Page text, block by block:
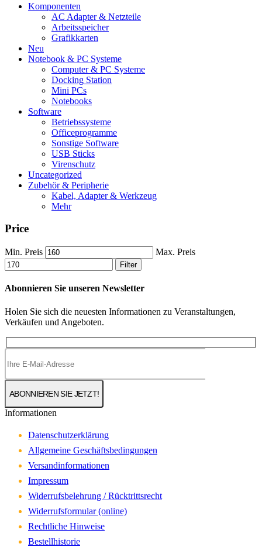
Komponenten
AC Adapter & Netzteile
Arbeitsspeicher
Grafikkarten
Neu
Notebook & PC Systeme
Computer & PC Systeme
Docking Station
Mini PCs
Notebooks
Software
Betriebssysteme
Officeprogramme
Sonstige Software
USB Sticks
Virenschutz
Uncategorized
Zubehör & Peripherie
Kabel, Adapter & Werkzeug
Mehr
Price
Min. Preis Max. Preis
Filter
Abonnieren Sie unseren Newsletter
Holen Sie sich die neuesten Informationen zu Veranstaltungen,
Verkäufen und Angeboten.
Informationen
Datenschutzerklärung
Allgemeine Geschäftsbedingungen
Versandinformationen
Impressum
Widerrufsbelehrung / Rücktrittsrecht
Widerrufsformular (online)
Rechtliche Hinweise
Bestellhistorie